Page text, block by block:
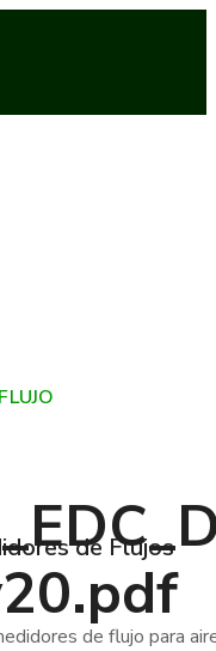
de Flujos
de flujo para